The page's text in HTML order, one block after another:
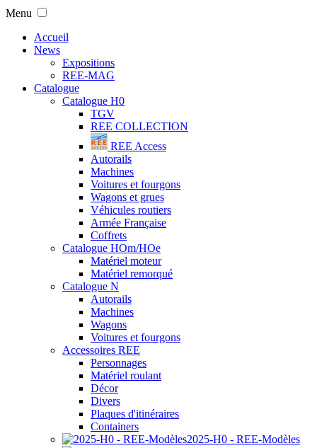
Menu
Accueil
News
Expositions
REE-MAG
Catalogue
Catalogue H0
TGV
REE COLLECTION
REE Access
Autorails
Machines
Voitures et fourgons
Wagons et grues
Véhicules routiers
Armée Française
Coffrets
Catalogue HOm/HOe
Matériel moteur
Matériel remorqué
Catalogue N
Autorails
Machines
Wagons
Voitures et fourgons
Accessoires REE
Personnages
Matériel roulant
Décor
Divers
Plaques d'itinéraires
Containers
2025-H0 - REE-Modèles